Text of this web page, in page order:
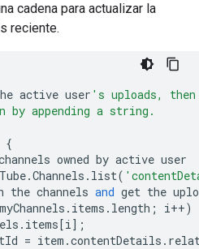
cadena para actualizar la
reciente.
active user 's uploads, then
by appending a string.
{
owned by active user
.Channels . list(
the channels and get the
myChannels . items . length ; i++)
. items[i];
= item .contentDetails .